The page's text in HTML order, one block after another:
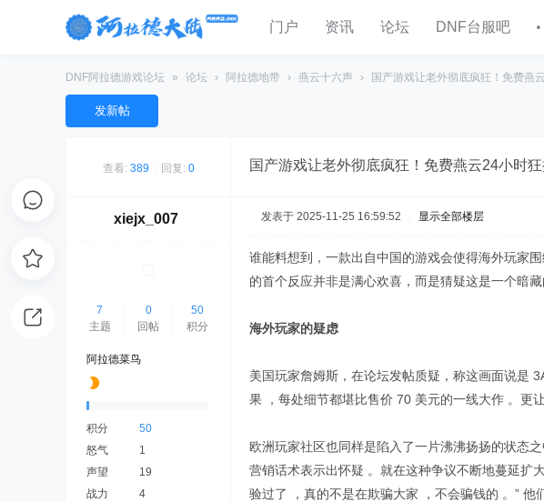
门户 资讯 论坛 DNF台服吧
DNF阿拉德游戏论坛 » 论坛 › 阿拉德地带 › 燕云十六声 › 国产游戏让老外彻底疯狂！免费燕
发新帖
查看: 389 回复: 0 国产游戏让老外彻底疯狂！免费燕云24小时
xiejx_007
7
主题
0
回帖
50
积分
阿拉德菜鸟
积分
50
怒气
1
声望
19
战力
4
发表于 2025-11-25 16:59:52 显示全部楼层
谁能料想到，一款出自中国的游戏会使得海外玩家
的首个反应并非是满心欢喜，而是猜疑这是一个暗藏
海外玩家的疑虑
美国玩家詹姆斯，在论坛发帖质疑，称这画面说是
果 ，每处细节都堪比售价 70 美元的一线大作 。更
欧洲玩家社区也同样是陷入了一片沸沸扬扬的状态
营销话术表示出怀疑 。就在这种争议不断地蔓延扩
验过了 ，真的不是在欺骗大家 ，不会骗钱的 。”